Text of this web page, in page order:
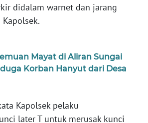
didalam warnet dan jarang
Mayat di Aliran Sungai
Korban Hanyut dari Desa
Kapolsek pelaku
later T untuk merusak kunci